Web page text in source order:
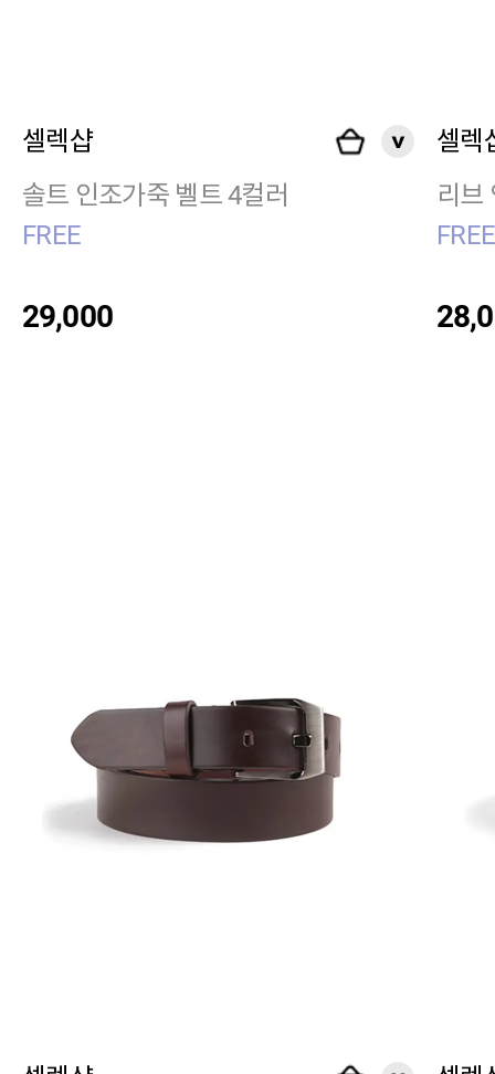
셀렉샵
솔트 인조가죽 벨트 4컬러
FREE
29,000
셀렉
리브
FREE